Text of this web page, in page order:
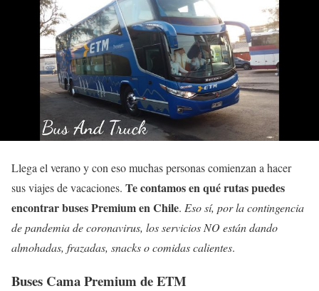
Llega el verano y con eso muchas personas comienzan a hacer
sus viajes de vacaciones. Te contamos en qué rutas puedes
encontrar buses Premium en Chile. Eso sí, por la contingencia
de pandemia de coronavirus, los servicios NO están dando
almohadas, frazadas, snacks o comidas calientes.
Buses Cama Premium de ETM